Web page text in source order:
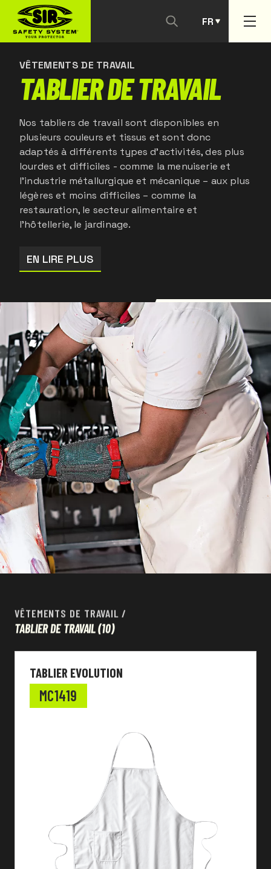
FR
PT
VÊTEMENTS DE TRAVAIL
TABLIER DE TRAVAIL
Nos tabliers de travail sont disponibles en
plusieurs couleurs et tissus et sont donc
adaptés à différents types d'activités, des plus
lourdes et difficiles - comme la menuiserie et
l'industrie métallurgique et mécanique – aux plus
légères et moins difficiles – comme la
restauration, le secteur alimentaire et
l'hôtellerie, le jardinage.
EN LIRE PLUS
VÊTEMENTS DE TRAVAIL /
TABLIER DE TRAVAIL(10)
TABLIER EVOLUTION
MC1419
NOUS CONTACTER